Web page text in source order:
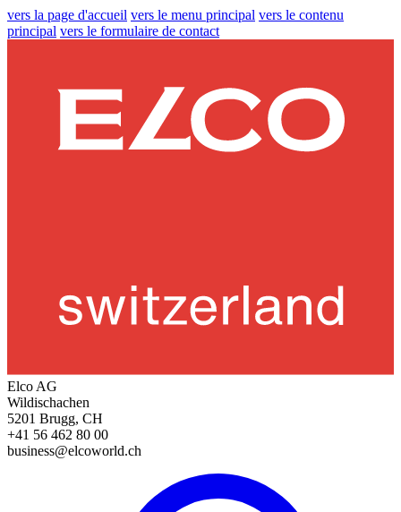
vers la page d'accueil vers le menu principal vers le contenu
principal vers le formulaire de contact
Elco AG
Wildischachen
5201 Brugg, CH
+41 56 462 80 00
business@elcoworld.ch